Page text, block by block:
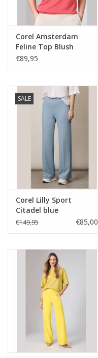
Corel Amsterdam
Feline Top Blush
€89,95
SALE
Corel Lilly Sport
Citadel blue
€149,95 €85,00